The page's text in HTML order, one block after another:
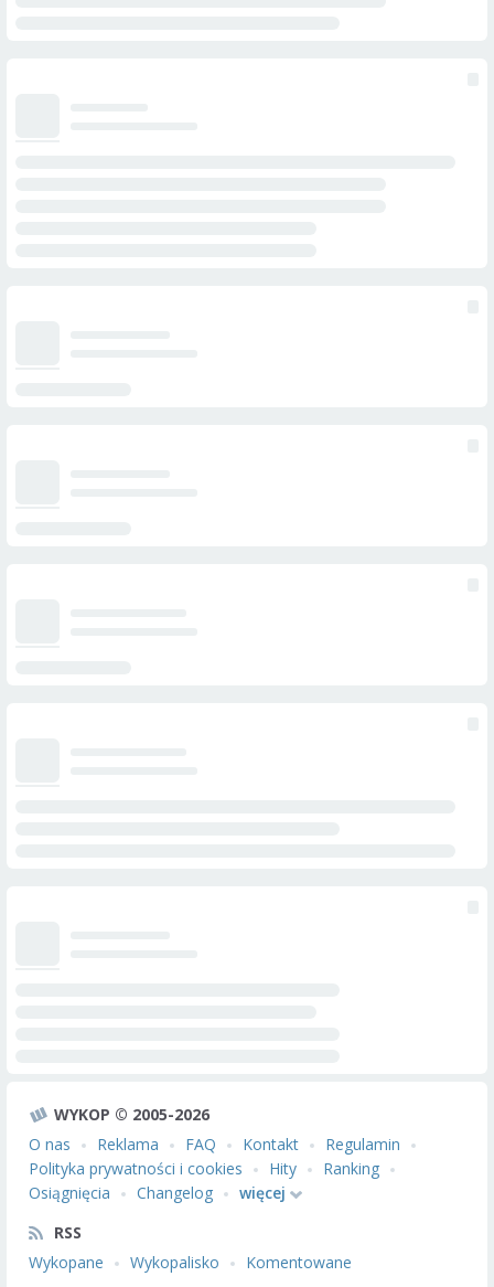
WYKOP © 2005-2026
O nas
Reklama FAQ Kontakt
Regulamin
Polityka prywatności i cookies
Hity
Ranking
Osiągnięcia
Changelog
więcej
RSS
Wykopane
Wykopalisko Komentowane